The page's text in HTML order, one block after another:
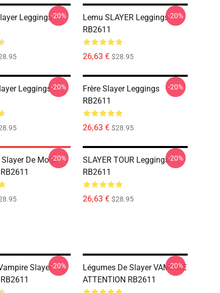
Leggings-20%
Lemu SLAYER Leggings
RB2611
26,63 € $28.95
-20%
Leggings-20%
Frère Slayer Leggings
RB2611
26,63 € $28.95
-20%
De Mots-20%
SLAYER TOUR Leggings
RB2611
26,63 € $28.95
-20%
Slayer-20%
Légumes De Slayer VAMPIRE
ATTENTION RB2611
-20%